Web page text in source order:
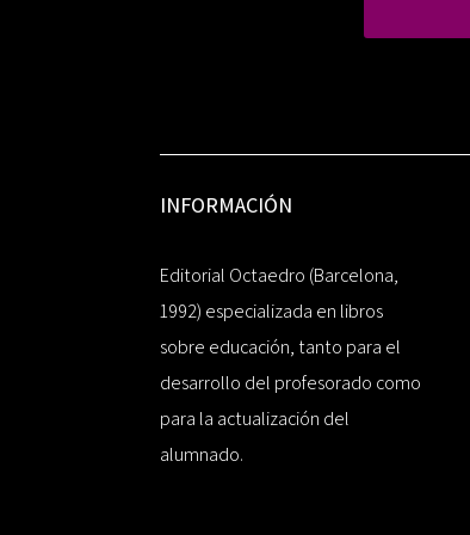
INFORMACIÓN
Editorial Octaedro (Barcelona,
1992) especializada en libros
sobre educación, tanto para el
desarrollo del profesorado como
para la actualización del
alumnado.